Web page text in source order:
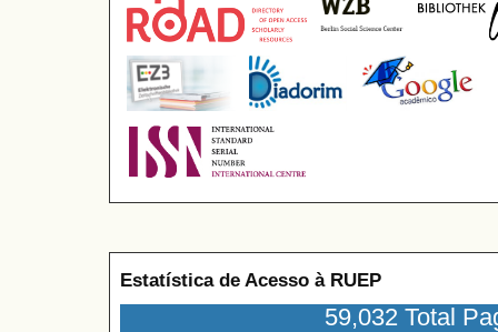
Estatística de Acesso à RUEP
59,032 Total